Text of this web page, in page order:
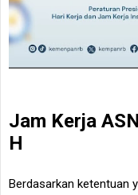
Jam Kerja
H
Berdasarkan ketentuan